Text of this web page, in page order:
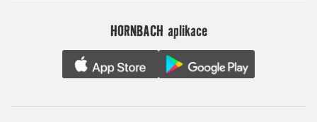
HORNBACH aplikace